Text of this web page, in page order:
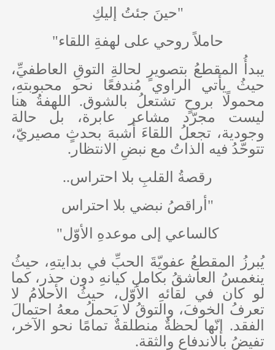
"حينَ جئتُ إليكِ
حاملاً روحي على لهفةِ اللقاء"
يبدأُ المقطعُ بتصويرٍ لحالةِ التوقِ العاطفيِّ،
حيثُ يأتي الراوي مُندفعًا نحو محبوبتهِ،
محمولًا بروحٍ تشتعلُ بالشوق. اللهفةُ هنا
ليست مجرّد مشاعر عابرة، بل حالة
وجودية، تجعلُ اللقاءَ أشبهَ بحدثٍ مصيريّ،
تتوحّدُ فيه الذاتُ مع نبضِ الانتظار.
رقصةُ القلبِ بلا احتراس..
"أراقصُ نبضي بلا احتراس
كالساعي إلى موعدهِ الأوّل"
يُبرزُ المقطعُ عفويّةَ الحبِّ في بدايتهِ، حيثُ
ينغمسُ العاشقُ بكاملِ كيانهِ دون حذر، كما
لو كان في لقائهِ الأوّل، حيثُ الأحلامُ لا
تعرفُ الخوفَ، والتوقُ لا يَحملُ معهُ احتمالَ
الفقد. إنّها لحظةٌ منطلقةٌ تمامًا نحو الآخر،
تفيضُ بالاندفاعِ والثقة.